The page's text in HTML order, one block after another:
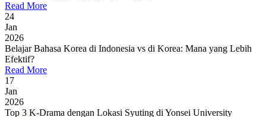
Read More
24
Jan
2026
Belajar Bahasa Korea di Indonesia vs di Korea: Mana yang Lebih
Efektif?
Read More
17
Jan
2026
Top 3 K-Drama dengan Lokasi Syuting di Yonsei University